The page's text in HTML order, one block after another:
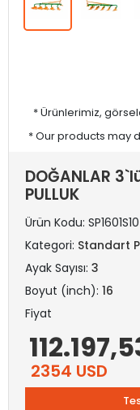
* Ürünlerimiz,
* Our products may
DOĞANLAR
PULLUK
Ürün Kodu:
Kategori: Standart
Ayak Sayısı: 3
Boyut (inch): 16
Fiyat
2354 USD